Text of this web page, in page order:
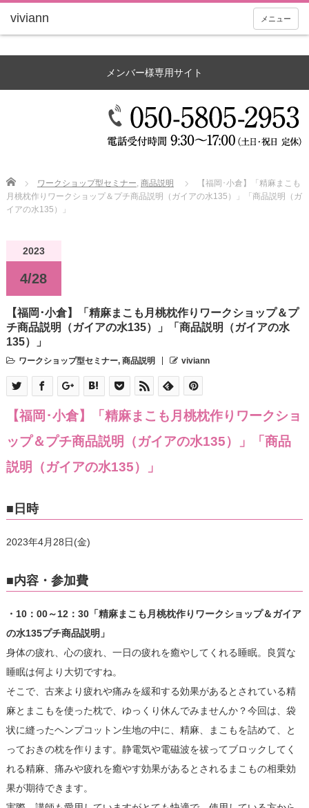
メニュー
メンバー様専用サイト
Home ワークショップ型セミナー, 商品説明
【福岡･小倉】「精麻まこも
月桃枕作りワークショップ＆プチ商品説明（ガイアの水135）」「商品説明（ガ
イアの水135）」
2023
4/28
【福岡･小倉】「精麻まこも月桃枕作りワークショップ＆プ
チ商品説明（ガイアの水135）」「商品説明（ガイアの水
135）」
ワークショップ型セミナー, 商品説明 viviann
【福岡･小倉】「精麻まこも月桃枕作りワークショ
ップ＆プチ商品説明（ガイアの水135）」「商品
説明（ガイアの水135）」
■日時
2023年4月28日(金)
■内容・参加費
・10：00～12：30「精麻まこも月桃枕作りワークショップ＆ガイア
の水135プチ商品説明」
身体の疲れ、心の疲れ、一日の疲れを癒やしてくれる睡眠。良質な
睡眠は何より大切ですね。
そこで、古来より疲れや痛みを緩和する効果があるとされている精
麻とまこもを使った枕で、ゆっくり休んでみませんか？今回は、袋
状に縫ったヘンプコットン生地の中に、精麻、まこもを詰めて、と
っておきの枕を作ります。静電気や電磁波を祓ってブロックしてく
れる精麻、痛みや疲れを癒やす効果があるとされるまこもの相乗効
果が期待できます。